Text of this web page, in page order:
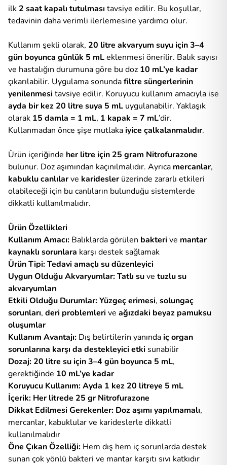
ilk 2 saat kapalı tutulması tavsiye edilir. Bu koşullar,
tedavinin daha verimli ilerlemesine yardımcı olur.
Kullanım şekli olarak, 20 litre akvaryum suyu için 3–4
gün boyunca günlük 5 mLeklenmesi önerilir. Balık sayısı
ve hastalığın durumuna göre bu doz 10 mL’ye kadar
çıkarılabilir. Uygulama sonundafiltre süngerlerinin
yenilenmesi tavsiye edilir. Koruyucu kullanım amacıyla ise
ayda bir kez 20 litre suya 5 mL uygulanabilir. Yaklaşık
olarak 15 damla = 1 mL, 1 kapak = 7 mL’dir.
Kullanmadan önce şişe mutlaka iyice çalkalanmalıdır.
Ürün içeriğinde her litre için 25 gram Nitrofurazone
bulunur. Doz aşımından kaçınılmalıdır. Ayrıca mercanlar,
kabuklu canlılarve karideslerüzerinde zararlı etkileri
olabileceği için bu canlıların bulunduğu sistemlerde
dikkatli kullanılmalıdır.
Ürün Özellikleri
Kullanım Amacı: Balıklarda görülen bakteri ve mantar
kaynaklı sorunlara karşı destek sağlamak
Ürün Tipi:Tedavi amaçlı su düzenleyici
Uygun Olduğu Akvaryumlar:Tatlı suve tuzlu su
akvaryumları
Etkili Olduğu Durumlar:Yüzgeç erimesi, solungaç
sorunları, deri problemleri ve ağızdaki beyaz pamuksu
oluşumlar
Kullanım Avantajı: Dış belirtilerin yanında iç organ
sorunlarına karşı da destekleyici etki sunabilir
Dozaj: 20 litre su için 3–4 gün boyunca 5 mL,
gerektiğinde 10 mL’ye kadar
Koruyucu Kullanım:Ayda 1 kez 20 litreye 5 mL
İçerik: Her litrede 25 gr Nitrofurazone
Dikkat Edilmesi Gerekenler: Doz aşımı yapılmamalı,
mercanlar, kabuklular ve karideslerle dikkatli
kullanılmalıdır
Öne Çıkan Özelliği: Hem dış hem iç sorunlarda destek
sunan çok yönlü bakteri ve mantar karşıtı sıvı katkıdır